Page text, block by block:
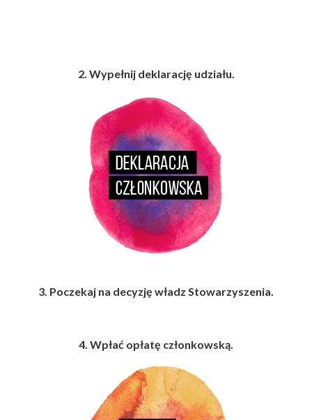
2. Wypełnij deklarację udziału.
3. Poczekaj na decyzję władz Stowarzyszenia.
4. Wpłać opłatę członkowską.